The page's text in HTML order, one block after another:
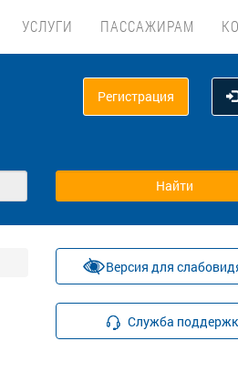
УСЛУГИ ПАССАЖИРАМ
Регистрация
Версия для
Служба